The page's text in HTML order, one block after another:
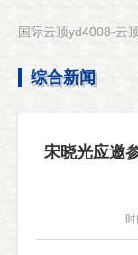
国际云顶yd4008-云
综合新闻
宋晓光应邀